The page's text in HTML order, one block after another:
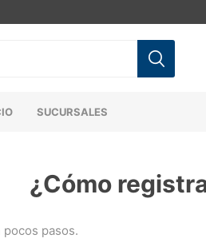
SUCURSALES
¿Cómo
pasos.